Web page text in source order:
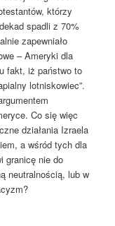
którzy
spadli z 70%
zapewniało
– Ameryki dla
fakt, iż państwo to
lotniskowiec”.
Co się więc
działania Izraela
a wśród tych dla
granicę nie do
neutralnością, lub w